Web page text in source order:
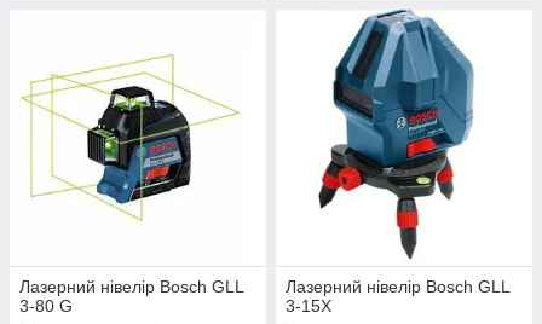
Лазерний нівелір Bosch GLL
3-80 G
Лазерний нівелір Bosch GLL
3-15X